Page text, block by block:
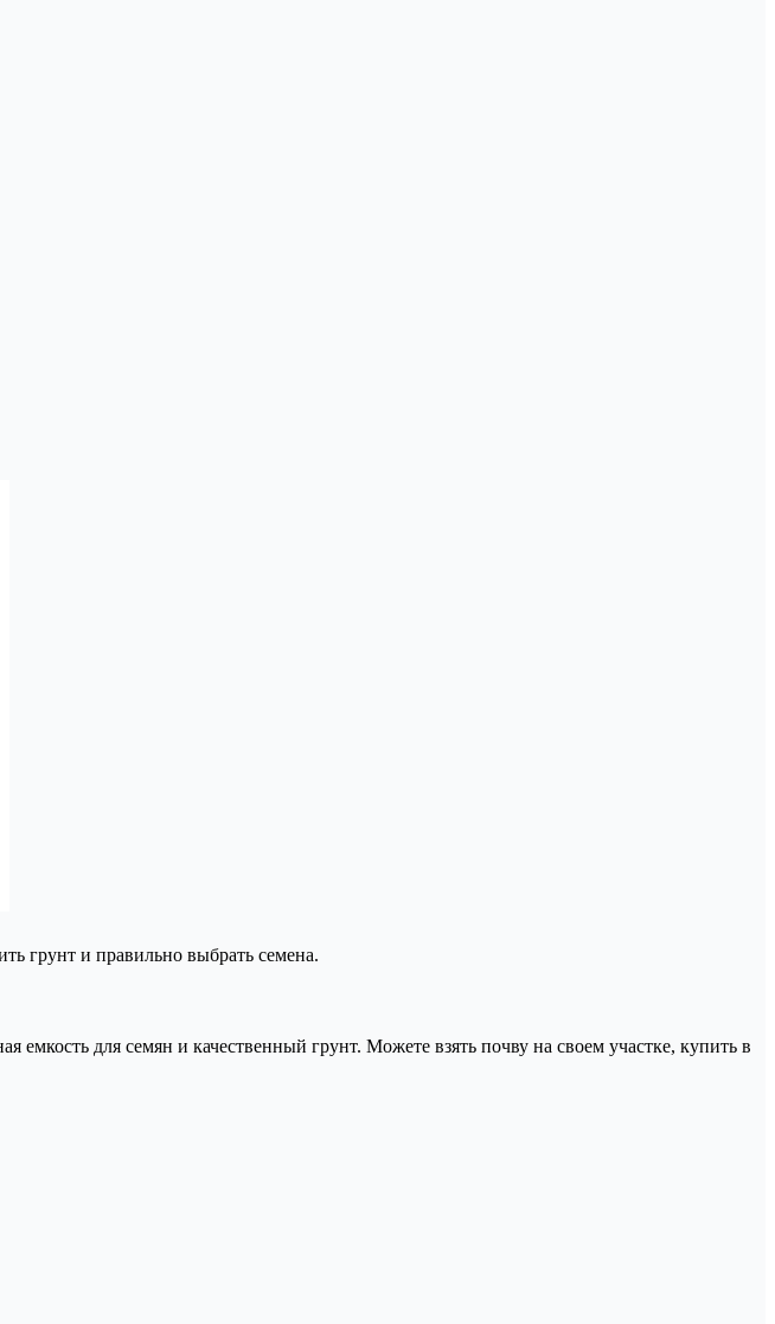
грунт и правильно выбрать семена.
для семян и качественный грунт. Можете взять почву на своем участке, купить в